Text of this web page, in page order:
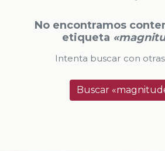
No encontramos
etiqueta
Intenta buscar con
Buscar